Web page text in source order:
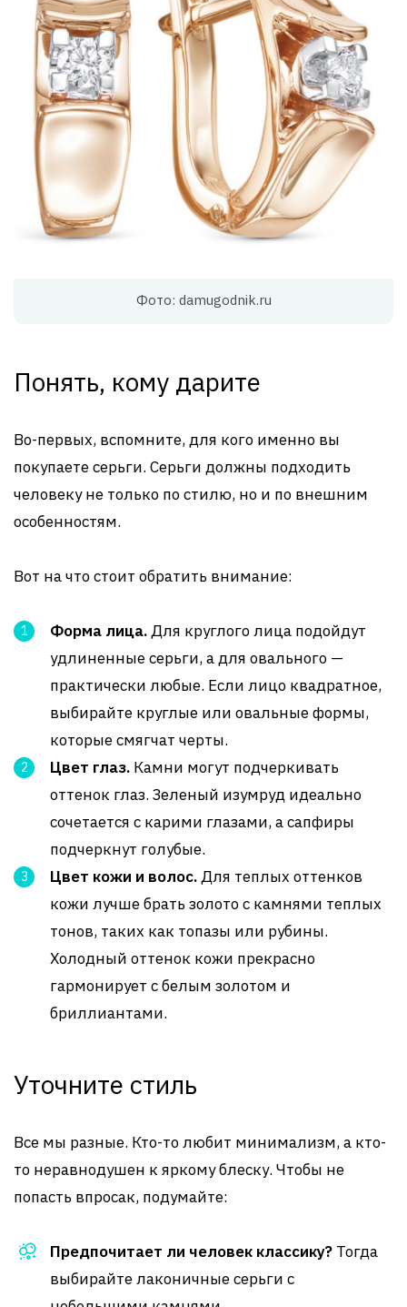
Фото: damugodnik.ru
Понять, кому дарите
Во-первых, вспомните, для кого именно вы
покупаете серьги. Серьги должны подходить
человеку не только по стилю, но и по внешним
особенностям.
Вот на что стоит обратить внимание:
Форма лица.Для круглого лица подойдут
удлиненные серьги, а для овального —
практически любые. Если лицо квадратное,
выбирайте круглые или овальные формы,
которые смягчат черты.
Цвет глаз. Камни могут подчеркивать
оттенок глаз. Зеленый изумруд идеально
сочетается с карими глазами, а сапфиры
подчеркнут голубые.
Цвет кожи и волос.Для теплых оттенков
кожи лучше брать золото с камнями теплых
тонов, таких как топазы или рубины.
Холодный оттенок кожи прекрасно
гармонирует с белым золотом и
бриллиантами.
Уточните стиль
Все мы разные. Кто-то любит минимализм, а кто-
то неравнодушен к яркому блеску. Чтобы не
попасть впросак, подумайте:
Предпочитает ли человек классику? Тогда
выбирайте лаконичные серьги с